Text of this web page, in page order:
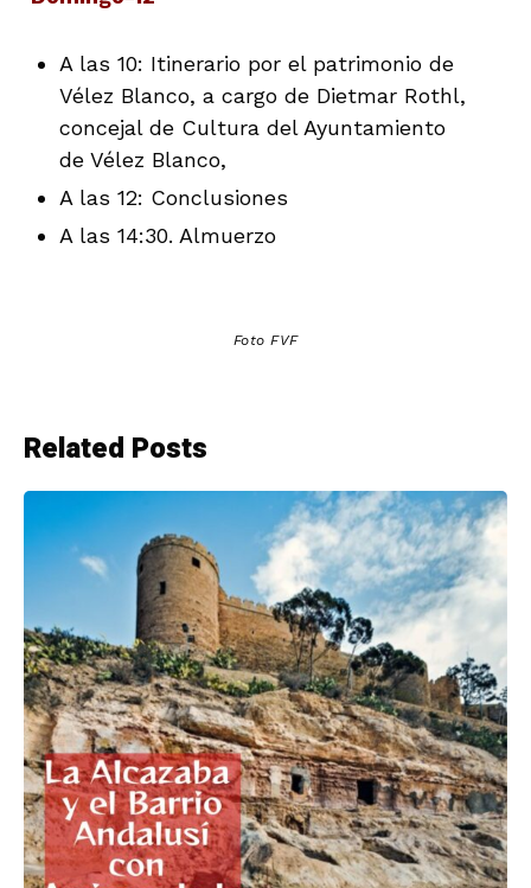
A las 10: Itinerario por el patrimonio de
Vélez Blanco, a cargo de Dietmar Rothl,
concejal de Cultura del Ayuntamiento
de Vélez Blanco,
A las 12: Conclusiones
A las 14:30. Almuerzo
Foto FVF
Related Posts